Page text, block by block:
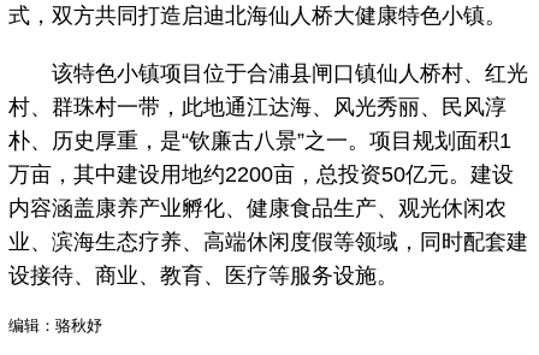
式，双方共同打造启迪北海仙人桥大健康特色小镇。
该特色小镇项目位于合浦县闸口镇仙人桥村、红光
村、群珠村一带，此地通江达海、风光秀丽、民风淳
朴、历史厚重，是“钦廉古八景”之一。项目规划面积1
万亩，其中建设用地约2200亩，总投资50亿元。建设
内容涵盖康养产业孵化、健康食品生产、观光休闲农
业、滨海生态疗养、高端休闲度假等领域，同时配套建
设接待、商业、教育、医疗等服务设施。
编辑：骆秋妤